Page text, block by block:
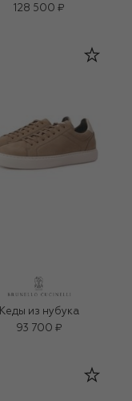
128 500 ₽
Кеды из нубука
93 700 ₽